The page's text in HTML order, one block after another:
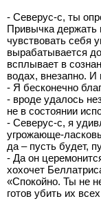
- Северус-с, ты
Привычка держать
чувствовать себя
вырабатывается
всплывает в
водах, внезапно. И
- Я бесконечно
- вроде удалось
не в состоянии
- Северус-с, я
угрожающе-
да – пусть будет,
- Да он
хохочет
«Спокойно. Ты не
готов убить их